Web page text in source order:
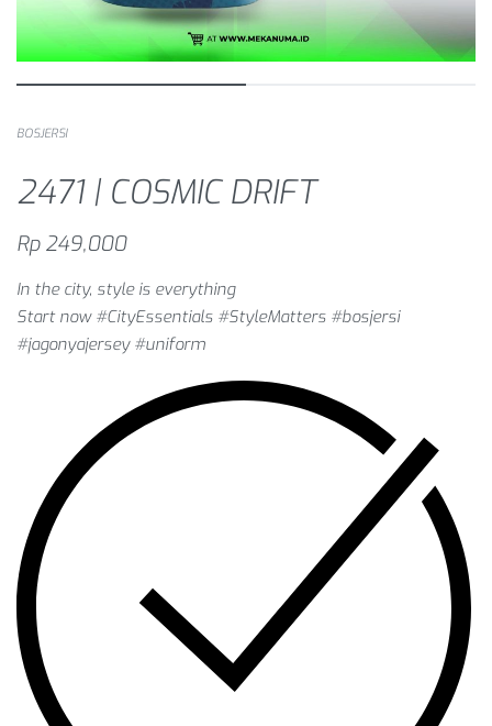
BOSJERSI
2471 | COSMIC DRIFT
Rp 249,000
In the city, style is everything
Start now #CityEssentials #StyleMatters #bosjersi
#jagonyajersey #uniform